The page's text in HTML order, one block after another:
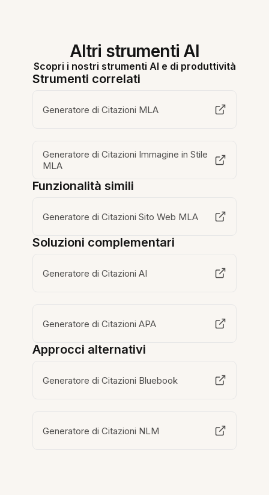
Altri strumenti AI
Scopri i nostri strumenti AI e di produttività
Strumenti correlati
Generatore di Citazioni MLA
Generatore di Citazioni Immagine in Stile
MLA
Funzionalità simili
Generatore di Citazioni Sito Web MLA
Soluzioni complementari
Generatore di Citazioni AI
Generatore di Citazioni APA
Approcci alternativi
Generatore di Citazioni Bluebook
Generatore di Citazioni NLM